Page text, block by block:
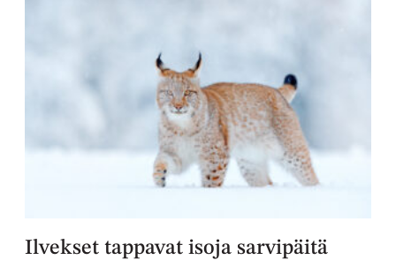
Ilvekset tappavat isoja sarvipäitä